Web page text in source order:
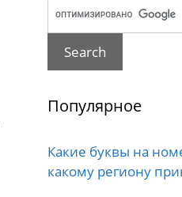
Популярное
Какие буквы на
какому региону